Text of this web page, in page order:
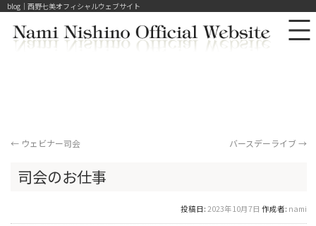
blog｜西野七美オフィシャルウェブサイト
←ウェビナー司会 バースデーライブ→
司会のお仕事
投稿日: 2023年10月7日 作成者: nami